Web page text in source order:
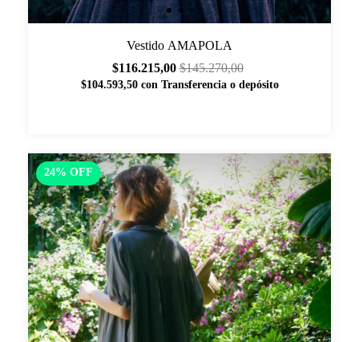
Vestido AMAPOLA
$116.215,00$145.270,00
$104.593,50 con Transferencia o depósito
24% OFF